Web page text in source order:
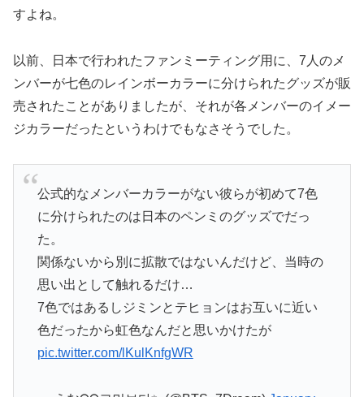
すよね。
以前、日本で行われたファンミーティング用に、7人のメ
ンバーが七色のレインボーカラーに分けられたグッズが販
売されたことがありましたが、それが各メンバーのイメー
ジカラーだったというわけでもなさそうでした。
公式的なメンバーカラーがない彼らが初めて7色
に分けられたのは日本のペンミのグッズでだっ
た。
関係ないから別に拡散ではないんだけど、当時の
思い出として触れるだけ…
7色ではあるしジミンとテヒョンはお互いに近い
色だったから虹色なんだと思いかけたが
pic.twitter.com/lKulKnfgWR